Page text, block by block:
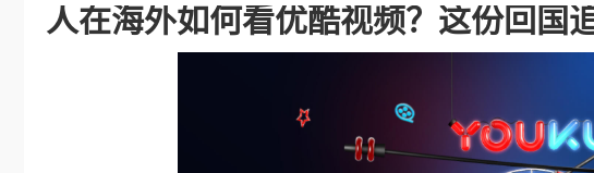
人在海外如何看优酷视频？这份回国